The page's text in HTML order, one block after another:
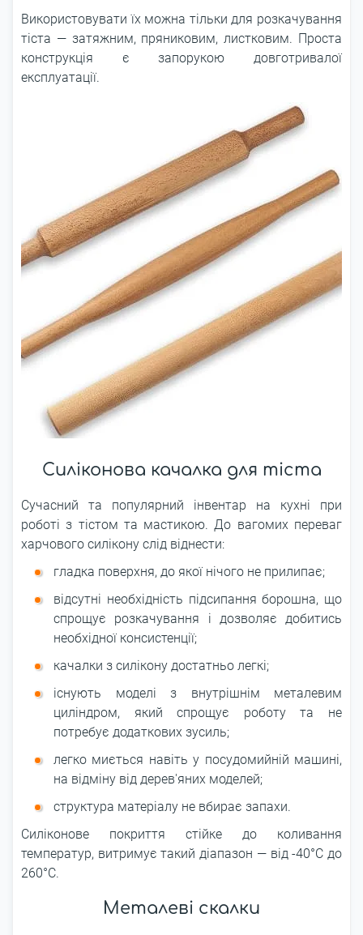
Використовувати їх можна тільки для розкачування
тіста ― затяжним, пряниковим, листковим. Проста
конструкція є запорукою довготривалої
експлуатації.
Силіконова качалка для тіста
Сучасний та популярний інвентар на кухні при
роботі з тістом та мастикою. До вагомих переваг
харчового силікону слід віднести:
гладка поверхня, до якої нічого не прилипає;
відсутні необхідність підсипання борошна, що
спрощує розкачування і дозволяє добитись
необхідної консистенції;
качалки з силікону достатньо легкі;
існують моделі з внутрішнім металевим
циліндром, який спрощує роботу та не
потребує додаткових зусиль;
легко миється навіть у посудомийній машині,
на відміну від дерев'яних моделей;
структура матеріалу не вбирає запахи.
Силіконове покриття стійке до коливання
температур, витримує такий діапазон ― від -40°С до
260°С.
Металеві скалки